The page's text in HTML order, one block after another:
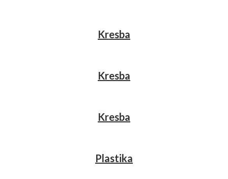
Kresba
Kresba
Kresba
Plastika